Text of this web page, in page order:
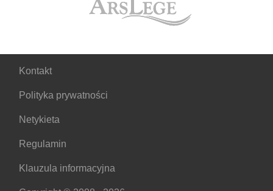
Kontakt
Polityka prywatności
Netykieta
Regulamin
Klauzula informacyjna